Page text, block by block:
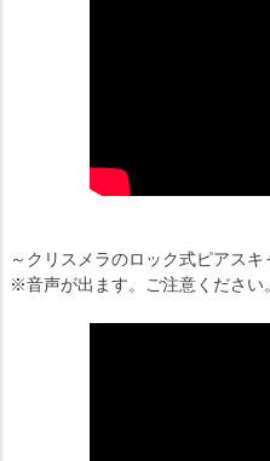
～クリスメラのロック式ピアス
※音声が出ます。ご注意ください。